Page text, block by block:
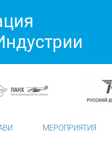
МЕРОПРИЯТИЯ